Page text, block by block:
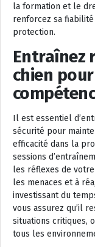
la formation et le
renforcez sa
protection.
Entraînez
chien
Il est essentiel
sécurité pour
efficacité dans la
sessions
les réflexes de
les menaces et à
investissant du
vous assurez qu’il
situations critiques,
tous les